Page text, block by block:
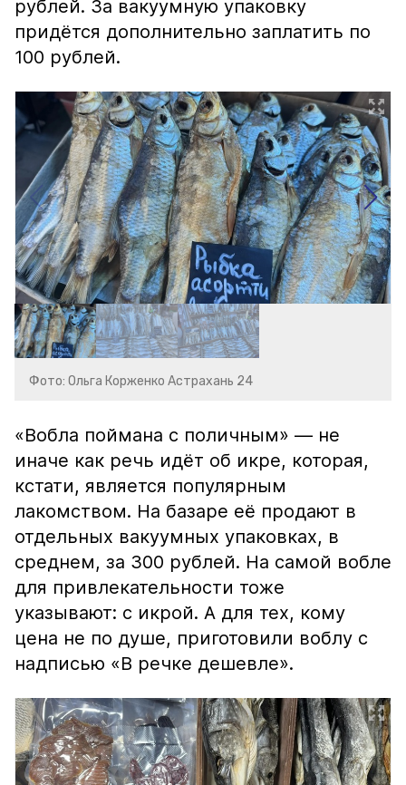
рублей. За вакуумную упаковку
придётся дополнительно заплатить по
100 рублей.
Фото: Ольга Корженко Астрахань 24
«Вобла поймана с поличным» — не
иначе как речь идёт об икре, которая,
кстати, является популярным
лакомством. На базаре её продают в
отдельных вакуумных упаковках, в
среднем, за 300 рублей. На самой вобле
для привлекательности тоже
указывают: с икрой. А для тех, кому
цена не по душе, приготовили воблу с
надписью «В речке дешевле».